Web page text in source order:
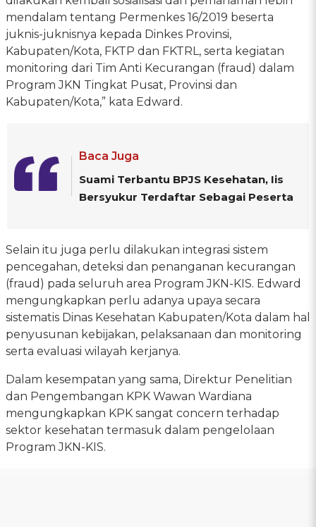
mendalam tentang Permenkes 16/2019 beserta
juknis-juknisnya kepada Dinkes Provinsi,
Kabupaten/Kota, FKTP dan FKTRL, serta kegiatan
monitoring dari Tim Anti Kecurangan (fraud) dalam
Program JKN Tingkat Pusat, Provinsi dan
Kabupaten/Kota,” kata Edward.
Baca Juga
Suami Terbantu BPJS Kesehatan, Iis
Bersyukur Terdaftar Sebagai Peserta
Selain itu juga perlu dilakukan integrasi sistem
pencegahan, deteksi dan penanganan kecurangan
(fraud) pada seluruh area Program JKN-KIS. Edward
mengungkapkan perlu adanya upaya secara
sistematis Dinas Kesehatan Kabupaten/Kota dalam hal
penyusunan kebijakan, pelaksanaan dan monitoring
serta evaluasi wilayah kerjanya.
Dalam kesempatan yang sama, Direktur Penelitian
dan Pengembangan KPK Wawan Wardiana
mengungkapkan KPK sangat concern terhadap
sektor kesehatan termasuk dalam pengelolaan
Program JKN-KIS.